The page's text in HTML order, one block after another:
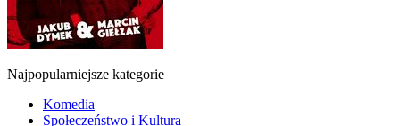
Najpopularniejsze kategorie
Komedia
Społeczeństwo i Kultura